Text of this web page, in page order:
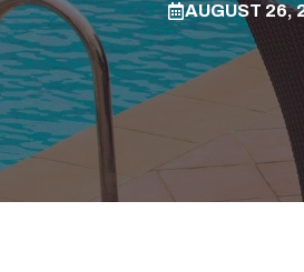
AUGUST 26,